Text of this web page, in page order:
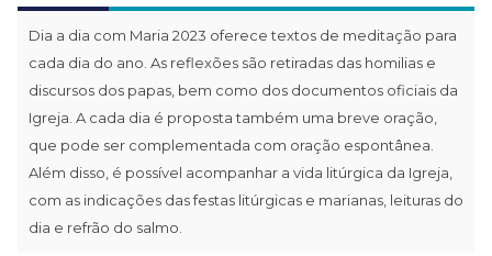
Dia a dia com Maria 2023 oferece textos de meditação para
cada dia do ano. As reflexões são retiradas das homilias e
discursos dos papas, bem como dos documentos oficiais da
Igreja. A cada dia é proposta também uma breve oração,
que pode ser complementada com oração espontânea.
Além disso, é possível acompanhar a vida litúrgica da Igreja,
com as indicações das festas litúrgicas e marianas, leituras do
dia e refrão do salmo.